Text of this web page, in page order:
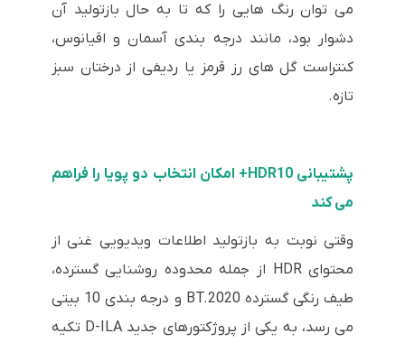
می توان رنگ هایی را که تا به حال بازتولید آن
دشوار بود، مانند درجه بندی آسمان و اقیانوس،
کنتراست گل های رز قرمز یا ردیفی از درختان سبز
تازه.
پشتیبانی HDR10+ امکان انتخاب دو پویا را فراهم
می کند
وقتی نوبت به بازتولید اطلاعات ویدیویی غنی از
محتوای HDR از جمله محدوده روشنایی گسترده،
طیف رنگی گسترده BT.2020 و درجه بندی 10 بیتی
می رسد، به یکی از پروژکتورهای جدید D-ILA تکیه